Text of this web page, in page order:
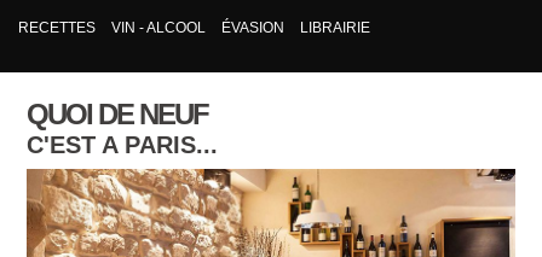
RECETTES VIN - ALCOOL ÉVASION LIBRAIRIE
QUOI DE NEUF
C'EST A PARIS...